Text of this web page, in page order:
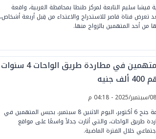
سليم التابعة لمركز طنطا بمحافظة الغربية، واقعة
تعرض فتاة قاصر للاستدراج والاعتداء من قِبل أربعة أشخاص،
من أحد المتهمين بالزواج منها.
حبس المتهمين في مطاردة طريق الواحات 4 سنوات
قضت محكمة جنح 6 أكتوبر، اليوم الاثنين 8 سبتمبر، بحبس المتهمين في
طريق الواحات، والتي أثارت جدلاً واسعًا على مواقع
خلال الفترة الماضية.